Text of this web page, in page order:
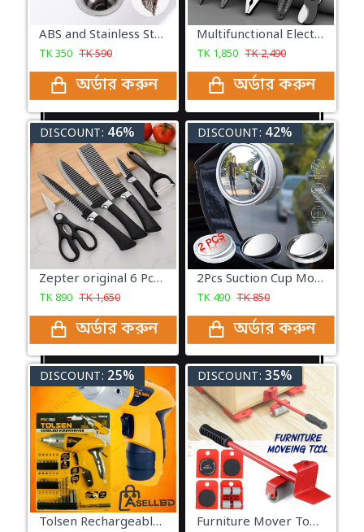
ABS and Stainless Steel Hair Catching Drain Cleaner Wire Spring Sink
TK350 TK590
অর্ডার করুন
Multifunctional Electrician Pliers 5 in 1 Replaceable Wire Stripping Pliers Wire Cutting Needle Nosed Pliers Special Tools
TK 1,850 TK2,490
অর্ডার করুন
DISCOUNT: 46%
Zepter original 6 Pcs Knife Set
TK890 TK1,650
অর্ডার করুন
DISCOUNT: 42%
2Pcs Suction Cup Mount Car Blind Spot Mirror Wide Rear View Mirror
TK 490 TK850
অর্ডার করুন
DISCOUNT: 25%
Tolsen Rechargeable Drill Machine - Yellow
DISCOUNT: 35%
Furniture Mover Tools